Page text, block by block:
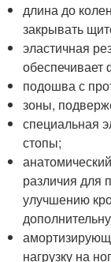
длина до
закрывать
эластичная
обеспечивает
подошва с
зоны,
специальная
стопы;
различия для
улучшению
нагрузку на